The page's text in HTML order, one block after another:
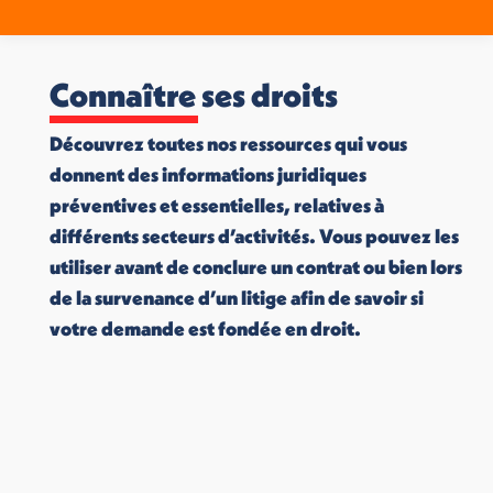
Connaître ses droits
Découvrez toutes nos ressources qui vous
donnent des informations juridiques
préventives et essentielles, relatives à
différents secteurs d’activités. Vous pouvez les
utiliser avant de conclure un contrat ou bien lors
de la survenance d’un litige afin de savoir si
votre demande est fondée en droit.